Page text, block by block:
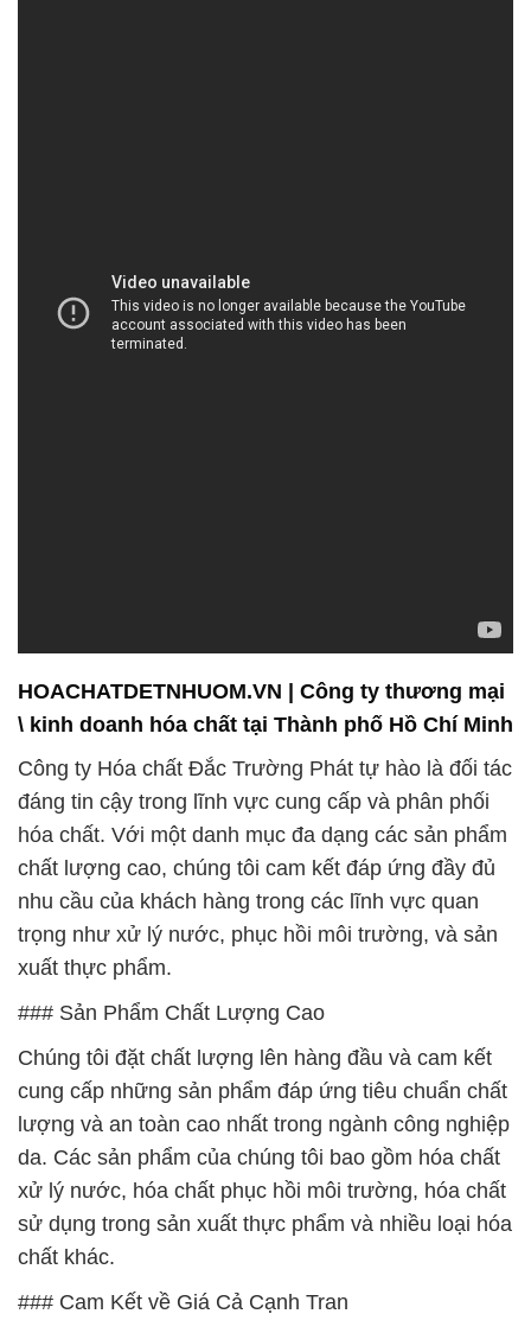
HOACHATDETNHUOM.VN | Công ty thương mại
\ kinh doanh hóa chất tại Thành phố Hồ Chí Minh
Công ty Hóa chất Đắc Trường Phát tự hào là đối tác
đáng tin cậy trong lĩnh vực cung cấp và phân phối
hóa chất. Với một danh mục đa dạng các sản phẩm
chất lượng cao, chúng tôi cam kết đáp ứng đầy đủ
nhu cầu của khách hàng trong các lĩnh vực quan
trọng như xử lý nước, phục hồi môi trường, và sản
xuất thực phẩm.
### Sản Phẩm Chất Lượng Cao
Chúng tôi đặt chất lượng lên hàng đầu và cam kết
cung cấp những sản phẩm đáp ứng tiêu chuẩn chất
lượng và an toàn cao nhất trong ngành công nghiệp
da. Các sản phẩm của chúng tôi bao gồm hóa chất
xử lý nước, hóa chất phục hồi môi trường, hóa chất
sử dụng trong sản xuất thực phẩm và nhiều loại hóa
chất khác.
### Cam Kết về Giá Cả Cạnh Tran